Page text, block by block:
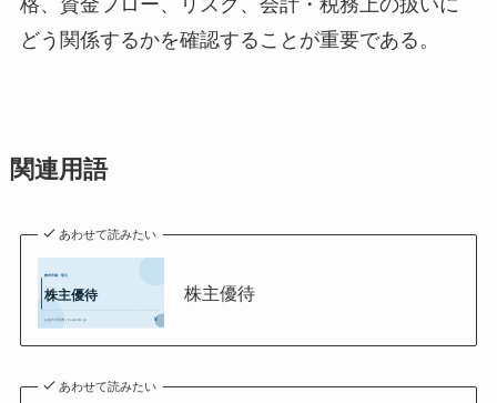
格、資金フロー、リスク、会計・税務上の扱いに
どう関係するかを確認することが重要である。
関連用語
あわせて読みたい
株主優待
あわせて読みたい